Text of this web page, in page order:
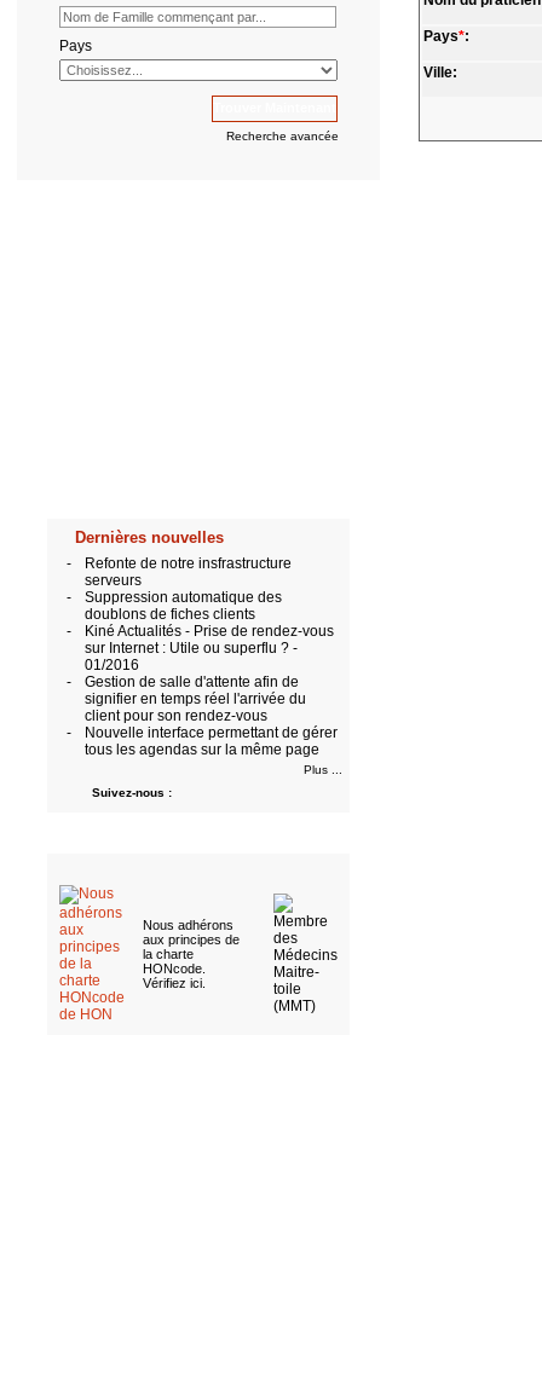
Pays
Recherche avancée
Dernières nouvelles
-
Refonte de notre insfrastructure
serveurs
-
Suppression automatique des
doublons de fiches clients
-
Kiné Actualités - Prise de rendez-vous
sur Internet : Utile ou superflu ? -
01/2016
-
Gestion de salle d'attente afin de
signifier en temps réel l'arrivée du
client pour son rendez-vous
-
Nouvelle interface permettant de gérer
tous les agendas sur la même page
Plus ...
Suivez-nous :
Nous adhérons
aux principes de
la charte
HONcode.
Vérifiez ici.
Pays*:
Ville: